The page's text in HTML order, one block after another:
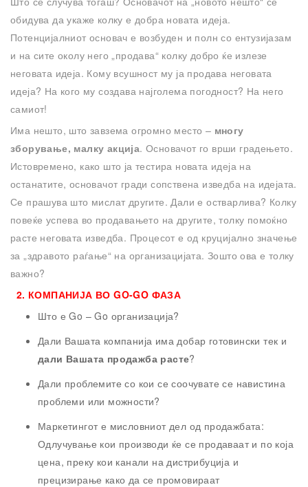
обидува да укаже колку е добра новата идеја.
Потенцијалниот основач е возбуден и полн со ентузијазам
и на сите околу него „продава“ колку добро ќе излезе
неговата идеја. Кому всушност му ја продава неговата
идеја? На кого му создава најголема погодност? На него
самиот!
Има нешто, што завзема огромно место – многу
зборување, малку акција. Основачот го врши градењето.
Истовремено, како што ја тестира новата идеја на
останатите, основачот гради сопствена изведба на идејата.
Се прашува што мислат другите. Дали е остварлива? Колку
повеќе успева во продавањето на другите, толку помоќно
расте неговата изведба. Процесот е од круцијално значење
за „здравото раѓање“ на организацијата. Зошто ова е толку
важно?
2. КОМПАНИЈА ВО GO-GO ФАЗА
Што е Go – Go организација?
Дали Вашата компанија има добар готовински тек и
дали Вашата продажба расте?
Дали проблемите со кои се соочувате се навистина
проблеми или можности?
Маркетингот е мисловниот дел од продажбата:
Одлучување кои производи ќе се продаваат и по која
цена, преку кои канали на дистрибуција и
прецизирање како да се промовираат